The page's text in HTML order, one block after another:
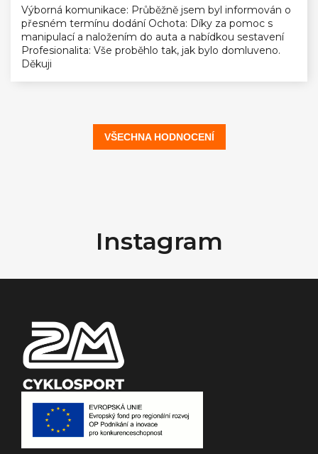
Výborná komunikace: Průběžně jsem byl informován o
přesném termínu dodání Ochota: Díky za pomoc s
manipulací a naložením do auta a nabídkou sestavení
Profesionalita: Vše proběhlo tak, jak bylo domluveno.
Děkuji
VŠECHNA HODNOCENÍ
t
Instagram